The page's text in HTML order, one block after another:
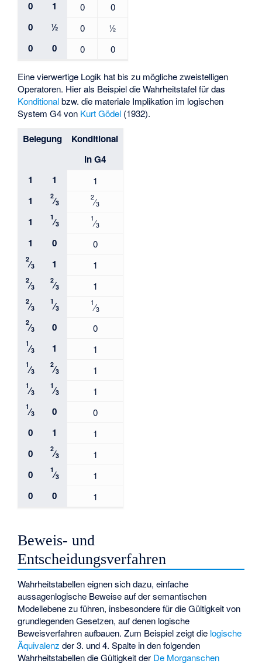
0 1 0 0
0 ½ 0 ½
0 0 0 0
Eine vierwertige Logik hat bis zu mögliche zweistelligen
Operatoren. Hier als Beispiel die Wahrheitstafel für das
Konditionalbzw. die materiale Implikation im logischen
System G4 von Kurt Gödel (1932).
Belegung
Konditional
in G4
1
1 1
1 2⁄3
2⁄3
1 1⁄3
1⁄3
1 0 0
2⁄3 1 1
2⁄3
2⁄3 1
2⁄3
1⁄3
1⁄3
2⁄3 0 0
1⁄3 1 1
1⁄3
2⁄3 1
1⁄3
1⁄3 1
1⁄3 0 0
0 1 1
0 2⁄3 1
0 1⁄3 1
0 0 1
Beweis- und
Entscheidungsverfahren
Wahrheitstabellen eignen sich dazu, einfache
aussagenlogische Beweise auf der semantischen
Modellebene zu führen, insbesondere für die Gültigkeit von
grundlegenden Gesetzen, auf denen logische
Beweisverfahren aufbauen. Zum Beispiel zeigt die logische
Äquivalenz der 3. und 4. Spalte in den folgenden
Wahrheitstabellen die Gültigkeit der De Morganschen